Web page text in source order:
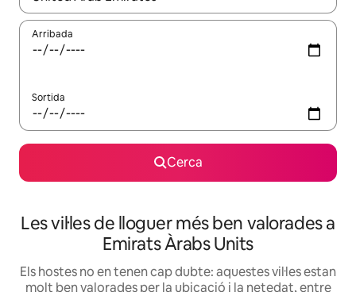
Arribada
Sortida
Cerca
Les vil·les de lloguer més ben valorades a
Emirats Àrabs Units
Els hostes no en tenen cap dubte: aquestes vil·les estan
molt ben valorades per la ubicació i la netedat, entre